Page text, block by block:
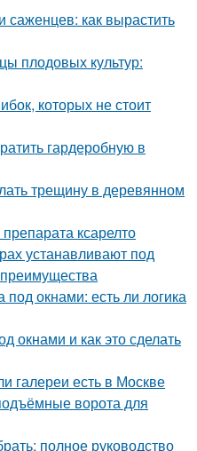
как вырастить
плодовых культур:
которых не стоит
гардеробную в
трещину в деревянном
ксарелто
устанавливают под
окнами: есть ли логика
окнами и как это сделать
галереи есть в Москве
ворота для
полное руководство